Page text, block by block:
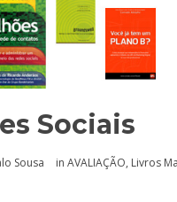
Sociais
Sousa in AVALIAÇÃO, Livros